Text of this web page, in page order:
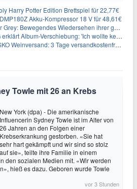
Harry Potter Edition Brettspiel für 22,77€
Akku-Kompressor 18 V für 48,61€
Wiedersehen ihrer geschiedenen Eltern kurz vor dem Tod ihrer Mutter
Album-Verschiebung: 'Ich wollte keine persönliche Situation ausnutzen'
Weinversand: 3 Tage versandkostenfrei bestellen (MBW 25€)
Towle mit 26 an Krebs
New York (dpa) - Die amerikanische
Influencerin Sydney Towle ist im Alter von
26 Jahren an den Folgen einer
Krebserkrankung gestorben. «Sie hat
sehr hart gekämpft und wir sind so stolz
auf sie», teilte ihre Familie in einem
den sozialen Medien mit. «Wir werden
hieß es dazu. Geboren wurde Towle
vor 3 Stunden